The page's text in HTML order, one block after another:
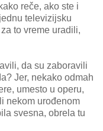
reče, ako ste i
televizijsku
to vreme uradili,
da su zaboravili
Jer, nekako odmah
umesto u operu,
nekom urođenom
svesna, obrela tu